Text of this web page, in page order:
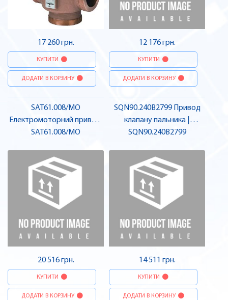
17 260 грн.
КУПИТИ
ДОДАТИ В КОРЗИНУ
12 176 грн.
КУПИТИ
ДОДАТИ В КОРЗИНУ
SAT61.008/MO
Електромоторний привод,
300 N, 5.5мм, Modbus |
SAT61.008/MO
20 516 грн.
КУПИТИ
ДОДАТИ В КОРЗИНУ
SQN90.240B2799 Привод
клапану пальника |
SIEMENS
SQN90.240B2799
14 511 грн.
КУПИТИ
ДОДАТИ В КОРЗИНУ